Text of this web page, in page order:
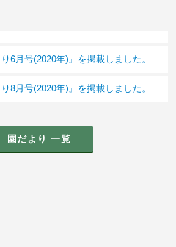
6月号(2020年)』を掲載しました。
8月号(2020年)』を掲載しました。
園だより 一覧